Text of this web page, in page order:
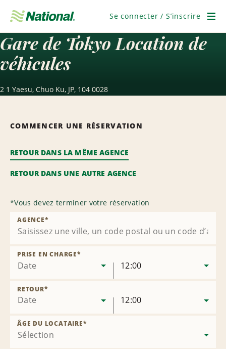
navigation
Se connecter / S’inscrire
Gare de Tokyo Location de
véhicules
2 1 Yaesu, Chuo Ku, JP, 104 0028
COMMENCER UNE RÉSERVATION
RETOUR DANS LA MÊME AGENCE
RETOUR DANS UNE AUTRE AGENCE
*Vous devez terminer votre réservation
AGENCE*
Date
PRISE EN CHARGE*
12:00
Date
RETOUR*
12:00
ÂGE DU LOCATAIRE*